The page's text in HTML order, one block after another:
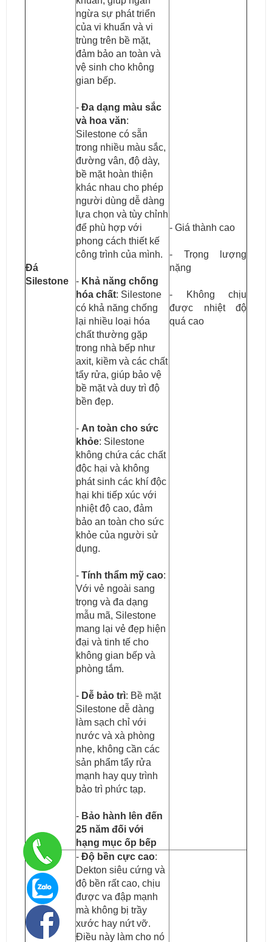
Đá
Silestone
ngừa sự phát triển
của vi khuẩn và vi
trùng trên bề mặt,
đảm bảo an toàn và
vệ sinh cho không
gian bếp.
- Đa dạng màu sắc
và hoa văn:
Silestone có sẵn
trong nhiều màu sắc,
đường vân, độ dày,
bề mặt hoàn thiện
khác nhau cho phép
người dùng dễ dàng
lựa chọn và tùy chỉnh
để phù hợp với
phong cách thiết kế
công trình của mình.
- Khả năng chống
hóa chất: Silestone
có khả năng chống
lại nhiều loại hóa
chất thường gặp
trong nhà bếp như
axit, kiềm và các chất
tẩy rửa, giúp bảo vệ
bề mặt và duy trì độ
bền đẹp.
- An toàn cho sức
khỏe: Silestone
không chứa các chất
độc hại và không
phát sinh các khí độc
hại khi tiếp xúc với
nhiệt độ cao, đảm
bảo an toàn cho sức
khỏe của người sử
dụng.
- Tính thẩm mỹ cao:
Với vẻ ngoài sang
trọng và đa dạng
mẫu mã, Silestone
mang lại vẻ đẹp hiện
đại và tinh tế cho
không gian bếp và
phòng tắm.
- Dễ bảo trì: Bề mặt
Silestone dễ dàng
làm sạch chỉ với
nước và xà phòng
nhẹ, không cần các
sản phẩm tẩy rửa
mạnh hay quy trình
bảo trì phức tạp.
- Bảo hành lên đến
25 năm đối với
hạng mục ốp bếp
- Giá thành cao
- Trọng lượng
nặng
- Không chịu
được nhiệt độ
quá cao
- Độ bền cực cao:
Dekton siêu cứng và
độ bền rất cao, chịu
được va đập mạnh
mà không bị trầy
xước hay nứt vỡ.
Điều này làm cho nó